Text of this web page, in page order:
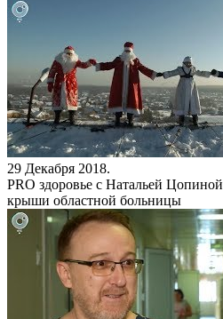
29 Декабря 2018.
PRO здоровье с Натальей Цопиной
крыши областной больницы